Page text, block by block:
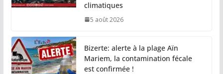
climatiques
5 août 2026
Bizerte: alerte à la plage Aïn
Mariem, la contamination fécale
est confirmée !